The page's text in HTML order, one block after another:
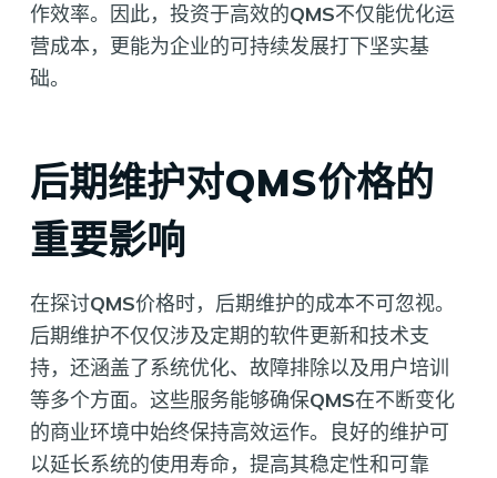
作效率。因此，投资于高效的QMS不仅能优化运
营成本，更能为企业的可持续发展打下坚实基
础。
后期维护对QMS价格的
重要影响
在探讨QMS价格时，后期维护的成本不可忽视。
后期维护不仅仅涉及定期的软件更新和技术支
持，还涵盖了系统优化、故障排除以及用户培训
等多个方面。这些服务能够确保QMS在不断变化
的商业环境中始终保持高效运作。良好的维护可
以延长系统的使用寿命，提高其稳定性和可靠